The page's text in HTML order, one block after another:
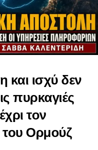
χωρίς
δεν
«νομικά επιχειρήματα»
και άλλα «δώρα» στην
αποτροπής με
και ισχύ δεν
πυρκαγιές
τον
του Ορμούζ